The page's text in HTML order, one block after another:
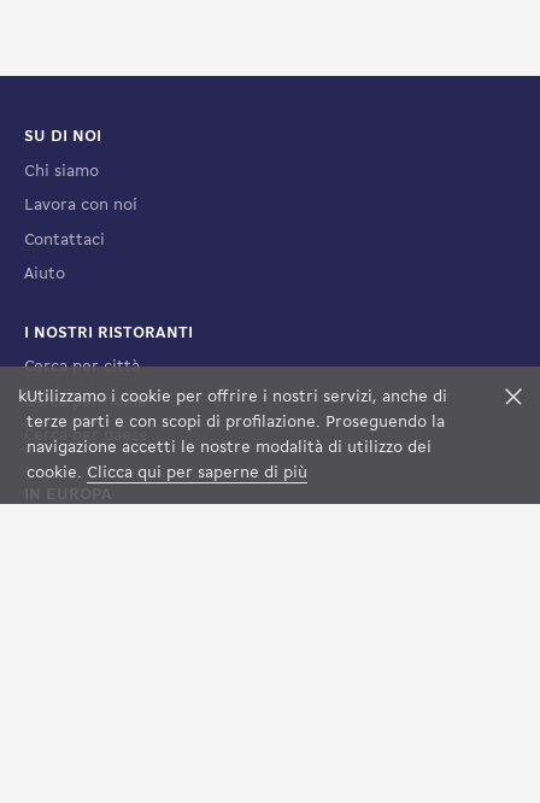
kUtilizzamo i cookie per offrire i nostri servizi, anche di
terze parti e con scopi di profilazione. Proseguendo la
navigazione accetti le nostre modalità di utilizzo dei
cookie. Clicca qui per saperne di più
SU DI NOI
Chi siamo
Lavora con noi
Contattaci
Aiuto
I NOSTRI RISTORANTI
Cerca per città
Cerca per nome
Cerca per paese